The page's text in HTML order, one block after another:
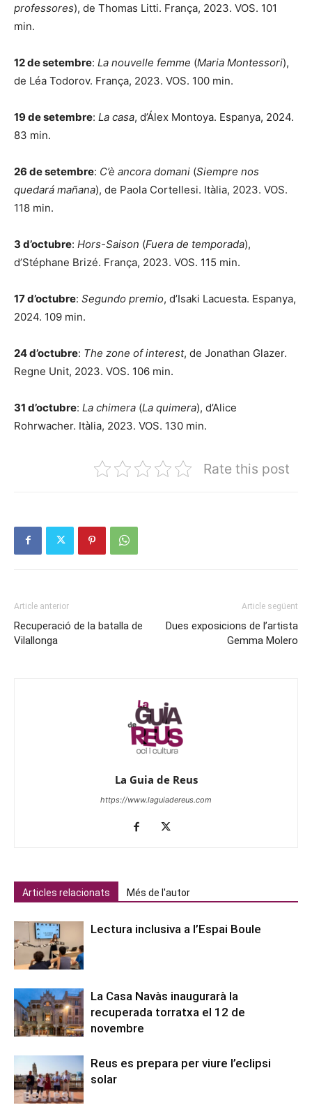
professores), de Thomas Litti. França, 2023. VOS. 101
min.
12 de setembre: La nouvelle femme (Maria Montessori),
de Léa Todorov. França, 2023. VOS. 100 min.
19 de setembre: La casa, d’Álex Montoya. Espanya, 2024.
83 min.
26 de setembre: C’è ancora domani (Siempre nos
quedará mañana), de Paola Cortellesi. Itàlia, 2023. VOS.
118 min.
3 d’octubre: Hors-Saison (Fuera de temporada),
d’Stéphane Brizé. França, 2023. VOS. 115 min.
17 d’octubre: Segundo premio, d’Isaki Lacuesta. Espanya,
2024. 109 min.
24 d’octubre: The zone of interest, de Jonathan Glazer.
Regne Unit, 2023. VOS. 106 min.
31 d’octubre: La chimera (La quimera), d’Alice
Rohrwacher. Itàlia, 2023. VOS. 130 min.
Rate this post
Article anterior
Recuperació de la batalla de
Vilallonga
Article següent
Dues exposicions de l’artista
Gemma Molero
La Guia de Reus
https://www.laguiadereus.com
Articles relacionats Més de l'autor
Lectura inclusiva a l’Espai Boule
La Casa Navàs inaugurarà la
recuperada torratxa el 12 de
novembre
Reus es prepara per viure l’eclipsi
solar